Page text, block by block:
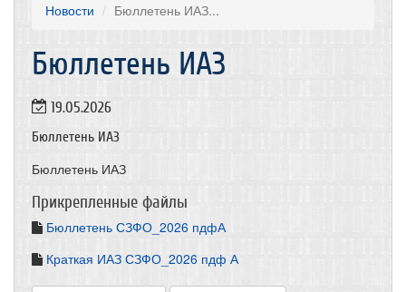
Новости Бюллетень ИАЗ...
Бюллетень ИАЗ
19.05.2026
Бюллетень ИАЗ
Бюллетень ИАЗ
Прикрепленные файлы
Бюллетень СЗФО_2026 пдфА
Краткая ИАЗ СЗФО_2026 пдф А